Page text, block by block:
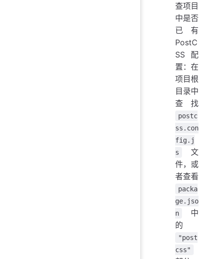
查项目
中是否
已有
PostC
SS 配
置：在
项目根
目录中
查找
postc
ss.con
fig.j
s
文
件，或
者查看
packa
ge.jso
n
中
的
"post
css"